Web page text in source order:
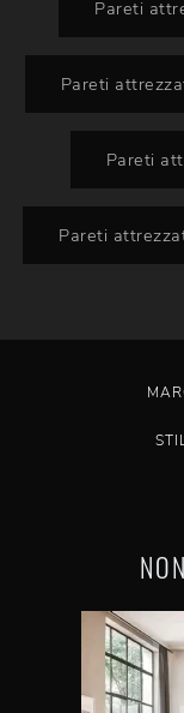
Pareti
Pareti
Pareti
Pareti